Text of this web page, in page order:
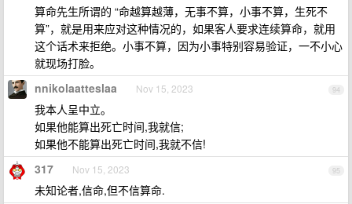
算命先生所谓的 “命越算越薄，无事不算，小事不算，生死不
算”，就是用来应对这种情况的，如果客人要求连续算命，就用
这个话术来拒绝。小事不算，因为小事特别容易验证，一不小心
就现场打脸。
94
nnikolaatteslaa Nov 15, 2023
我本人呈中立。
如果他能算出死亡时间,我就信;
如果他不能算出死亡时间,我就不信!
95
317 Nov 15, 2023
未知论者,信命,但不信算命.